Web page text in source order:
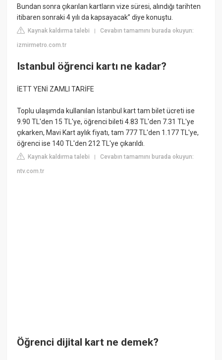
Bundan sonra çıkarılan kartların vize süresi, alındığı tarihten
itibaren sonraki 4 yılı da kapsayacak” diye konuştu.
Kaynak kaldırma talebi |Cevabın tamamını burada okuyun:
izmirmetro.com.tr
Istanbul öğrenci kartı ne kadar?
İETT YENİ ZAMLI TARİFE
Toplu ulaşımda kullanılan İstanbul kart tam bilet ücreti ise
9.90 TL'den 15 TL'ye, öğrenci bileti 4.83 TL'den 7.31 TL'ye
çıkarken, Mavi Kart aylık fiyatı, tam 777 TL'den 1.177 TL'ye,
öğrenci ise 140 TL'den 212 TL'ye çıkarıldı.
Kaynak kaldırma talebi |Cevabın tamamını burada okuyun:
ntv.com.tr
Öğrenci dijital kart ne demek?